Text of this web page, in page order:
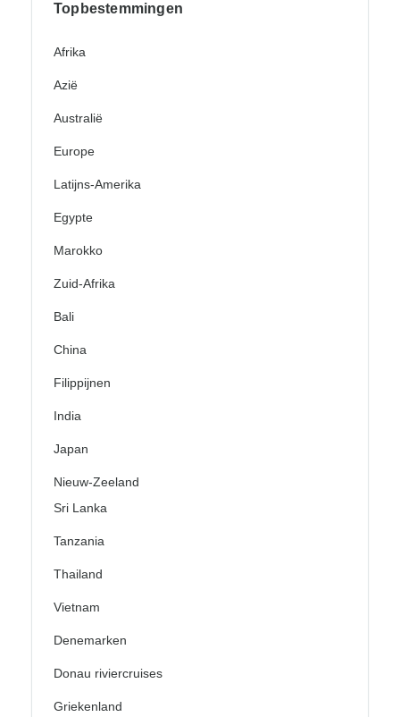
Topbestemmingen
Afrika
Azië
Australië
Europe
Latijns-Amerika
Egypte
Marokko
Zuid-Afrika
Bali
China
Filippijnen
India
Japan
Nieuw-Zeeland
Sri Lanka
Tanzania
Thailand
Vietnam
Denemarken
Donau riviercruises
Griekenland